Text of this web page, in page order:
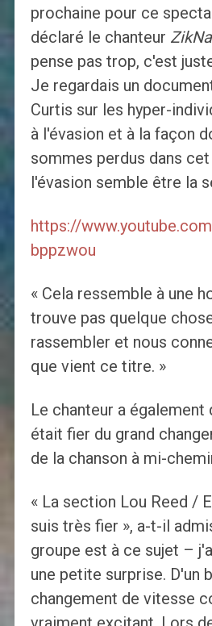
prochaine pour ce
déclaré le chanteur
pense pas trop, c'est
Je regardais un
Curtis sur les hyper-
à l'évasion et à la façon
sommes perdus dans
l'évasion semble être la
https://
bppzwou
« Cela ressemble à une
trouve pas quelque
rassembler et nous
que vient ce titre. »
Le chanteur a également
était fier du grand
de la chanson à mi-
« La section Lou Reed /
suis très fier », a-t-il
groupe est à ce sujet –
une petite surprise. D'un
changement de vitesse